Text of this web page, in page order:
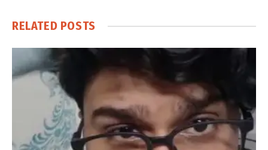
RELATED POSTS